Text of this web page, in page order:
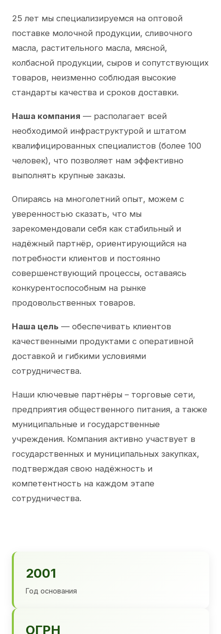
25 лет мы специализируемся на оптовой
поставке молочной продукции, сливочного
масла, растительного масла, мясной,
колбасной продукции, сыров и сопутствующих
товаров, неизменно соблюдая высокие
стандарты качества и сроков доставки.
Наша компания — располагает всей
необходимой инфраструктурой и штатом
квалифицированных специалистов (более 100
человек), что позволяет нам эффективно
выполнять крупные заказы.
Опираясь на многолетний опыт, можем с
уверенностью сказать, что мы
зарекомендовали себя как стабильный и
надёжный партнёр, ориентирующийся на
потребности клиентов и постоянно
совершенствующий процессы, оставаясь
конкурентоспособным на рынке
продовольственных товаров.
Наша цель — обеспечивать клиентов
качественными продуктами с оперативной
доставкой и гибкими условиями
сотрудничества.
Наши ключевые партнёры – торговые сети,
предприятия общественного питания, а также
муниципальные и государственные
учреждения. Компания активно участвует в
государственных и муниципальных закупках,
подтверждая свою надёжность и
компетентность на каждом этапе
сотрудничества.
2001
Год основания
ОГРН